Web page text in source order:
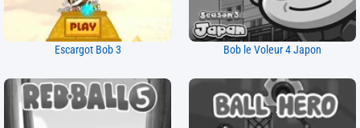
Escargot Bob 3 Bob le Voleur 4 Japon